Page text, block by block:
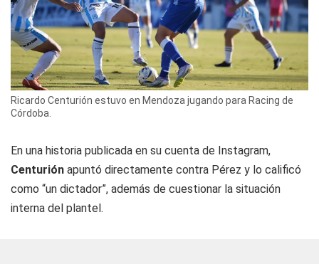
Ricardo Centurión estuvo en Mendoza jugando para Racing de
Córdoba.
En una historia publicada en su cuenta de Instagram,
Centurión apuntó directamente contra Pérez y lo calificó
como “un dictador”, además de cuestionar la situación
interna del plantel.